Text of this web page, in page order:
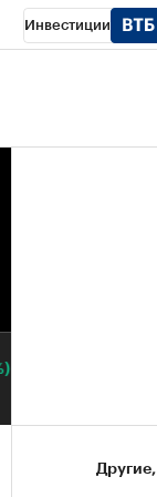
Инвестиции
Другие⁠,
Купить